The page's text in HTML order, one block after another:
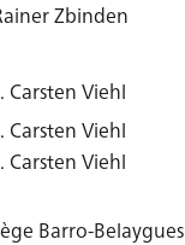
Zbinden
Carsten Viehl
Carsten Viehl
Carsten Viehl
Barro-Belaygues